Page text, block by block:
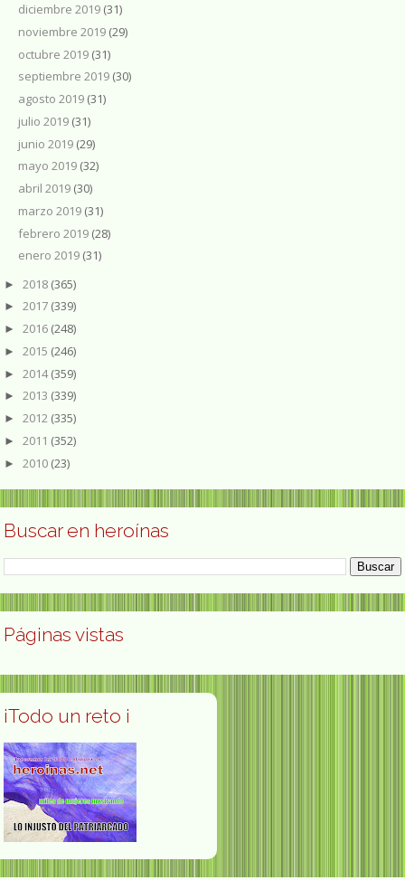
diciembre 2019 (31)
noviembre 2019 (29)
octubre 2019 (31)
septiembre 2019 (30)
agosto 2019 (31)
julio 2019 (31)
junio 2019 (29)
mayo 2019 (32)
abril 2019 (30)
marzo 2019 (31)
febrero 2019 (28)
enero 2019 (31)
► 2018 (365)
► 2017 (339)
► 2016 (248)
► 2015 (246)
► 2014(359)
► 2013 (339)
► 2012 (335)
► 2011 (352)
► 2010 (23)
Buscar en heroínas
Páginas vistas
¡Todo un reto ¡